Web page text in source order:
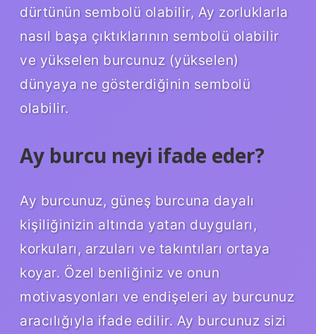
dürtünün sembolü olabilir, Ay zorluklarla
nasıl başa çıktıklarının sembolü olabilir
ve yükselen burcunuz (yükselen)
dünyaya ne gösterdiğinin sembolü
olabilir.
Ay burcu neyi ifade eder?
Ay burcunuz, güneş burcuna dayalı
kişiliğinizin altında yatan duyguları,
korkuları, arzuları ve takıntıları ortaya
koyar. Özel benliğiniz ve onun
motivasyonları ve endişeleri ay burcunuz
aracılığıyla ifade edilir. Ay burcunuz sizi